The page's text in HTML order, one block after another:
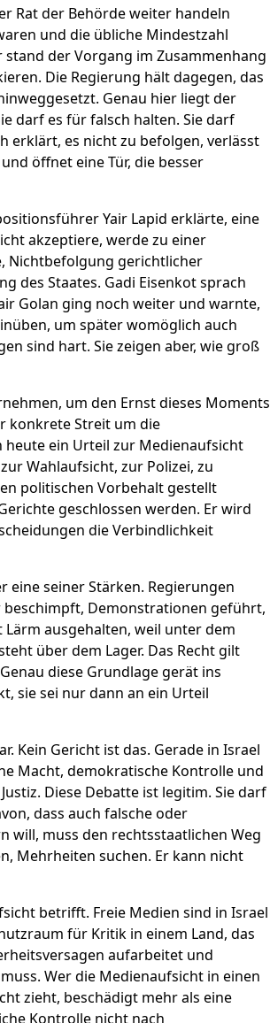
Rat der Behörde weiter handeln
und die übliche Mindestzahl
der Vorgang im Zusammenhang
Die Regierung hält dagegen, das
Genau hier liegt der
darf es für falsch halten. Sie darf
erklärt, es nicht zu befolgen, verlässt
öffnet eine Tür, die besser
Yair Lapid erklärte, eine
akzeptiere, werde zu einer
Nichtbefolgung gerichtlicher
des Staates. Gadi Eisenkot sprach
Golan ging noch weiter und warnte,
um später womöglich auch
sind hart. Sie zeigen aber, wie groß
um den Ernst dieses Moments
konkrete Streit um die
ein Urteil zur Medienaufsicht
Wahlaufsicht, zur Polizei, zu
politischen Vorbehalt gestellt
geschlossen werden. Er wird
die Verbindlichkeit
seiner Stärken. Regierungen
Demonstrationen geführt,
ausgehalten, weil unter dem
über dem Lager. Das Recht gilt
diese Grundlage gerät ins
sie sei nur dann an ein Urteil
Kein Gericht ist das. Gerade in Israel
Macht, demokratische Kontrolle und
Diese Debatte ist legitim. Sie darf
dass auch falsche oder
will, muss den rechtsstaatlichen Weg
Mehrheiten suchen. Er kann nicht
betrifft. Freie Medien sind in Israel
für Kritik in einem Land, das
aufarbeitet und
Wer die Medienaufsicht in einen
zieht, beschädigt mehr als eine
Kontrolle nicht nach